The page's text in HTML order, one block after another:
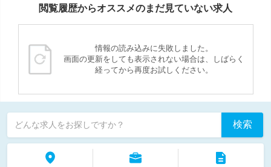
閲覧履歴からオススメのまだ見ていない求人
情報の読み込みに失敗しました。
画面の更新をしても表示されない場合は、しばらく
経ってから再度お試しください。
どんな求人をお探しですか？ 検索